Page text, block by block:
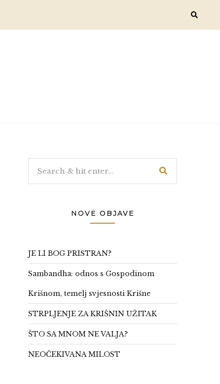
NOVE OBJAVE
JE LI BOG PRISTRAN?
Sambandha: odnos s Gospodinom
Krišnom, temelj svjesnosti Krišne
STRPLJENJE ZA KRIŠNIN UŽITAK
ŠTO SA MNOM NE VALJA?
NEOČEKIVANA MILOST